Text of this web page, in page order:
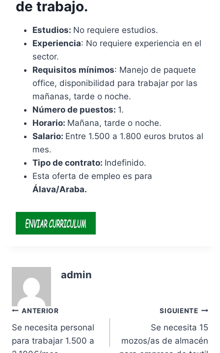
de trabajo.
Estudios: No requiere estudios.
Experiencia: No requiere experiencia en el
sector.
Requisitos mínimos: Manejo de paquete
office, disponibilidad para trabajar por las
mañanas, tarde o noche.
Número de puestos: 1.
Horario: Mañana, tarde o noche.
Salario: Entre 1.500 a 1.800 euros brutos al
mes.
Tipo de contrato: Indefinido.
Esta oferta de empleo es para
Álava/Araba.
admin
Navegación
de
ANTERIOR
Se necesita personal
para trabajar 1.500 a
SIGUIENTE
Se necesita 15
mozos/as de almacén